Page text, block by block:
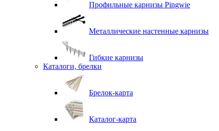
Профильные карнизы Pingwie
Металлические настенные карнизы
Гибкие карнизы
Каталоги, брелки
Брелок-карта
Каталог-карта